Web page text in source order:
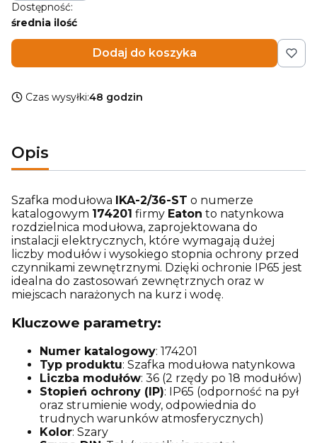
Dostępność:
średnia ilość
Dodaj do koszyka
Czas wysyłki:48 godzin
Opis
Szafka modułowa IKA-2/36-ST o numerze
katalogowym 174201 firmy Eaton to natynkowa
rozdzielnica modułowa, zaprojektowana do
instalacji elektrycznych, które wymagają dużej
liczby modułów i wysokiego stopnia ochrony przed
czynnikami zewnętrznymi. Dzięki ochronie IP65 jest
idealna do zastosowań zewnętrznych oraz w
miejscach narażonych na kurz i wodę.
Kluczowe parametry:
Numer katalogowy: 174201
Typ produktu: Szafka modułowa natynkowa
Liczba modułów: 36 (2 rzędy po 18 modułów)
Stopień ochrony (IP): IP65 (odporność na pył
oraz strumienie wody, odpowiednia do
trudnych warunków atmosferycznych)
Kolor: Szary